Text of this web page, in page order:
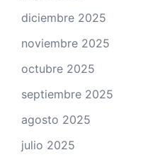
diciembre 2025
noviembre 2025
octubre 2025
septiembre 2025
agosto 2025
julio 2025